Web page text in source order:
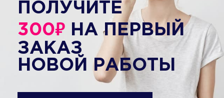
ПОЛУЧИТЕ
300₽ НА ПЕРВЫЙ
ЗАКАЗ
НОВОЙ РАБОТЫ